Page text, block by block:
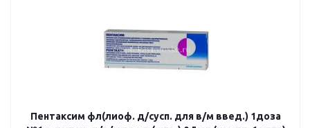
Пентаксим фл(лиоф. д/сусп. для в/м введ.) 1доза